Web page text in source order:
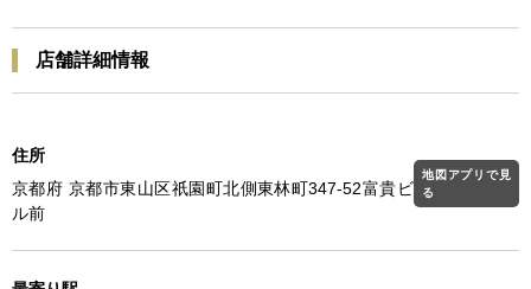
店舗詳細情報
住所
京都府 京都市東山区祇園町北側東林町347-52富貴ビ
ル前
地図アプリで見
る